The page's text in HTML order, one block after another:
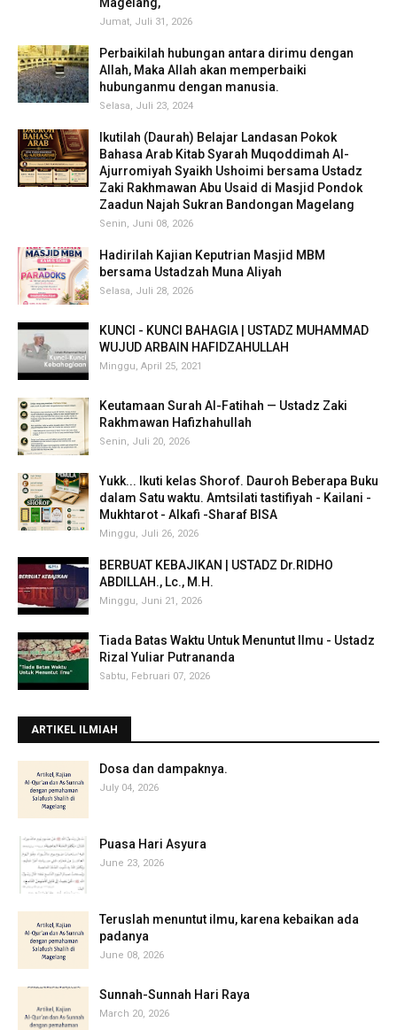
Jumat, Juli 31, 2026
Perbaikilah hubungan antara dirimu dengan
Allah, Maka Allah akan memperbaiki
hubunganmu dengan manusia.
Selasa, Juli 23, 2024
Ikutilah (Daurah) Belajar Landasan Pokok
Bahasa Arab Kitab Syarah Muqoddimah Al-
Ajurromiyah Syaikh Ushoimi bersama Ustadz
Zaki Rakhmawan Abu Usaid di Masjid Pondok
Zaadun Najah Sukran Bandongan Magelang
Senin, Juni 08, 2026
Hadirilah Kajian Keputrian Masjid MBM
bersama Ustadzah Muna Aliyah
Selasa, Juli 28, 2026
KUNCI - KUNCI BAHAGIA | USTADZ MUHAMMAD
WUJUD ARBAIN HAFIDZAHULLAH
Minggu, April 25, 2021
Keutamaan Surah Al-Fatihah — Ustadz Zaki
Rakhmawan Hafizhahullah
Senin, Juli 20, 2026
Yukk... Ikuti kelas Shorof. Dauroh Beberapa Buku
dalam Satu waktu. Amtsilati tastifiyah - Kailani -
Mukhtarot - Alkafi -Sharaf BISA
Minggu, Juli 26, 2026
BERBUAT KEBAJIKAN | USTADZ Dr.RIDHO
ABDILLAH., Lc., M.H.
Minggu, Juni 21, 2026
Tiada Batas Waktu Untuk Menuntut Ilmu - Ustadz
Rizal Yuliar Putrananda
Sabtu, Februari 07, 2026
ARTIKEL ILMIAH
‎Dosa dan dampaknya.
July 04, 2026
Puasa Hari Asyura
June 23, 2026
Teruslah menuntut ilmu, karena kebaikan ada
padanya
June 08, 2026
Sunnah-Sunnah Hari Raya
March 20, 2026